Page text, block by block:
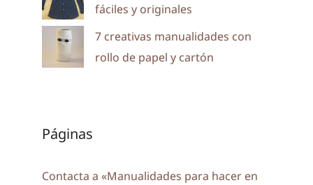
fáciles y originales
7 creativas manualidades con
rollo de papel y cartón
Páginas
Contacta a «Manualidades para hacer en